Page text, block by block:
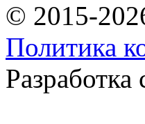
© 2015-
Политика
Разработка